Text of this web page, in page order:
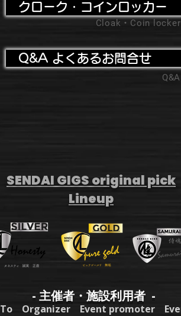
クローク・コインロッカー
Cloak・Coin locker
Q&A よくあるお問合せ
Q&A
SENDAI GIGS original pick
Lineup
- 主催者・施設利用者 -
To Organizer Event promoter